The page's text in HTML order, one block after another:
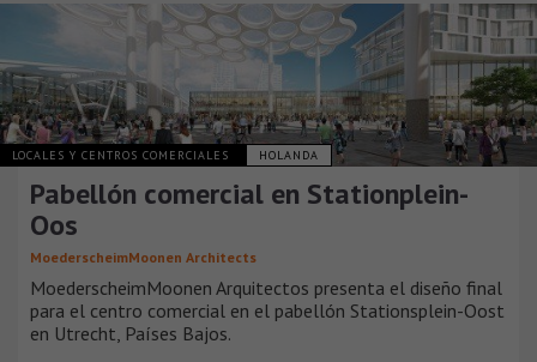
LOCALES Y CENTROS COMERCIALES HOLANDA
Pabellón comercial en Stationplein-
Oos
MoederscheimMoonen Architects
MoederscheimMoonen Arquitectos presenta el diseño final
para el centro comercial en el pabellón Stationsplein-Oost
en Utrecht, Países Bajos.